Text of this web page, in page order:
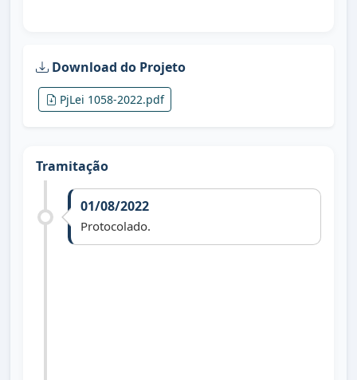
Download do Projeto
PjLei 1058-2022.pdf
Tramitação
01/08/2022
Protocolado.